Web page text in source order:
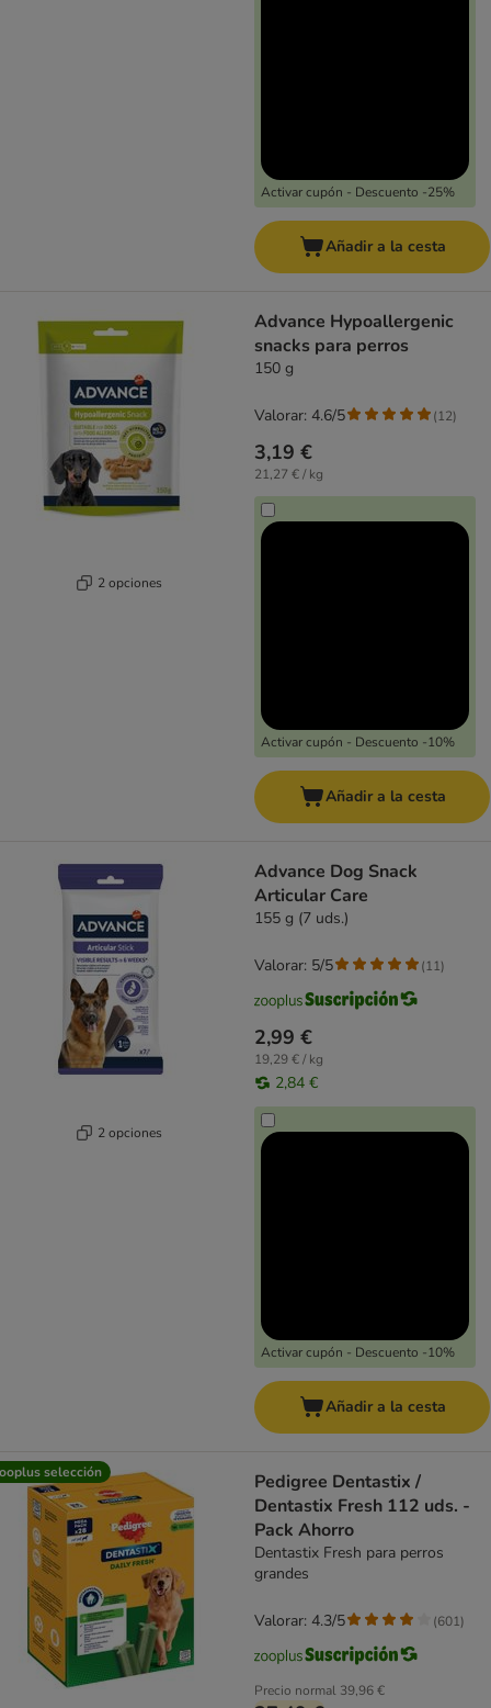
Activar cupón - Descuento -25%
Añadir a la cesta
2 opciones
Advance Hypoallergenic
snacks para perros
150 g
3,19 €
21,27 € / kg
Activar cupón - Descuento -10%
Valorar: 4.6/5 (12)
Añadir a la cesta
2 opciones
Advance Dog Snack
Articular Care
155 g (7 uds.)
2,99 €
19,29 € / kg
2,84 €
Activar cupón - Descuento -10%
Valorar: 5/5 (11)
Añadir a la cesta
selección
Pedigree Dentastix /
Dentastix Fresh 112 uds. -
Pack Ahorro
Dentastix Fresh para perros
grandes
Precio normal 39,96 €
Valorar: 4.3/5 (601)